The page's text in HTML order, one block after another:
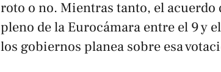
roto o no. Mientras tanto, el
pleno de la Eurocámara entre el 9 y
los gobiernos planea sobre esa